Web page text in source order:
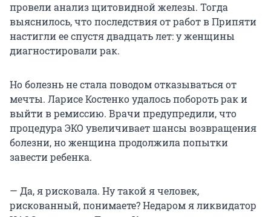
провели анализ щитовидной железы. Тогда
выяснилось, что последствия от работ в Припяти
настигли ее спустя двадцать лет: у женщины
диагностировали рак.
Но болезнь не стала поводом отказываться от
мечты. Ларисе Костенко удалось побороть рак и
выйти в ремиссию. Врачи предупредили, что
процедура ЭКО увеличивает шансы возвращения
болезни, но женщина продолжила попытки
завести ребенка.
— Да, я рисковала. Ну такой я человек,
рискованный, понимаете? Недаром я ликвидатор